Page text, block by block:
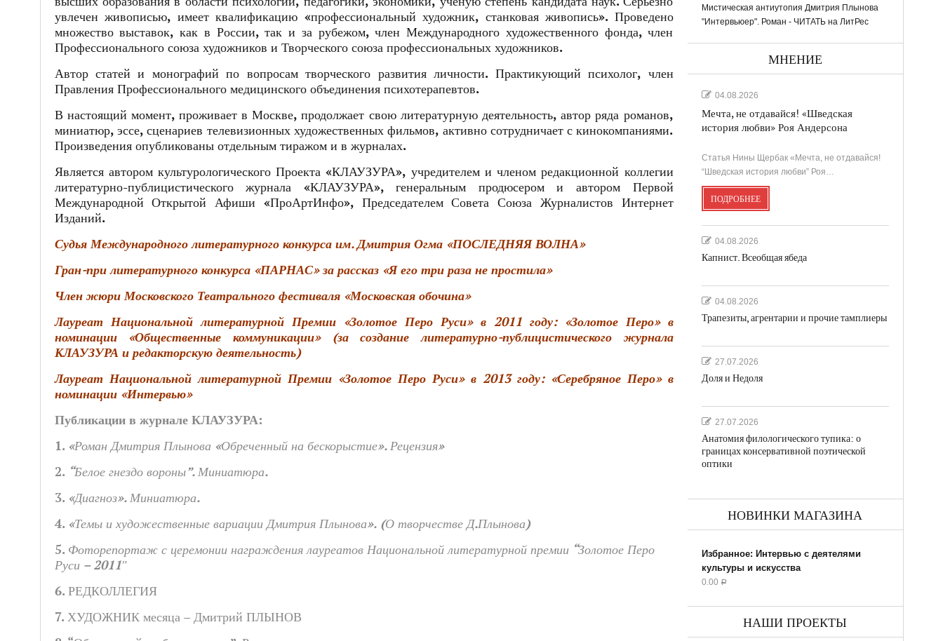
увлечен живописью, имеет квалификацию «профессиональный художник, станковая живопись». Проведено
множество выставок, как в России, так и за рубежом, член Международного художественного фонда, член
Профессионального союза художников и Творческого союза профессиональных художников.
Автор статей и монографий по вопросам творческого развития личности. Практикующий психолог, член
Правления Профессионального медицинского объединения психотерапевтов.
В настоящий момент, проживает в Москве, продолжает свою литературную деятельность, автор ряда романов,
миниатюр, эссе, сценариев телевизионных художественных фильмов, активно сотрудничает с кинокомпаниями.
Произведения опубликованы отдельным тиражом и в журналах.
Является автором культурологического Проекта «КЛАУЗУРА», учредителем и членом редакционной коллегии
литературно-публицистического журнала «КЛАУЗУРА», генеральным продюсером и автором Первой
Международной Открытой Афиши «ПроАртИнфо», Председателем Совета Союза Журналистов Интернет
Изданий.
Судья Международного литературного конкурса им. Дмитрия Огма «ПОСЛЕДНЯЯ ВОЛНА»
Гран-при литературного конкурса «ПАРНАС» за рассказ «Я его три раза не простила»
Член жюри Московского Театрального фестиваля «Московская обочина»
Лауреат Национальной литературной Премии «Золотое Перо Руси» в 2011 году: «Золотое Перо» в
номинации «Общественные коммуникации» (за создание литературно-публицистического журнала
КЛАУЗУРА и редакторскую деятельность)
Лауреат Национальной литературной Премии «Золотое Перо Руси» в 2013 году: «Серебряное Перо» в
номинации «Интервью»
Публикации в журнале КЛАУЗУРА:
1. «Роман Дмитрия Плынова «Обреченный на бескорыстие». Рецензия»
2. “Белое гнездо вороны”. Миниатюра.
3. «Диагноз». Миниатюра.
4. «Темы и художественные вариации Дмитрия Плынова». (О творчестве Д.Плынова)
5. Фоторепортаж с церемонии награждения лауреатов Национальной литературной премии “Золотое Перо
Руси – 2011″
6. РЕДКОЛЛЕГИЯ
7. ХУДОЖНИК месяца – Дмитрий ПЛЫНОВ
Мистическая антиутопия Дмитрия Плынова
"Интервьюер". Роман - ЧИТАТЬ на ЛитРес
МНЕНИЕ
04.08.2026
Мечта, не отдавайся! «Шведская
история любви» Роя Андерсона
Статья Нины Щербак «Мечта, не отдавайся!
“Шведская история любви” Роя…
ПОДРОБНЕЕ
04.08.2026
Капнист. Всеобщая ябеда
04.08.2026
Трапезиты, агрентарии и прочие тамплиеры
27.07.2026
Доля и Недоля
27.07.2026
Анатомия филологического тупика: о
границах консервативной поэтической
оптики
НОВИНКИ МАГАЗИНА
Избранное: Интервью с деятелями
культуры и искусства
0.00 Р
НАШИ ПРОЕКТЫ